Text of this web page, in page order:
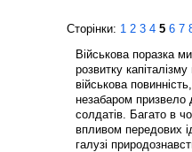
Сторінки: 1 2 3 4 5 6 7
Військова поразка
розвитку
військова
незабаром призвело
солдатів. Багато в
впливом передових
галузі